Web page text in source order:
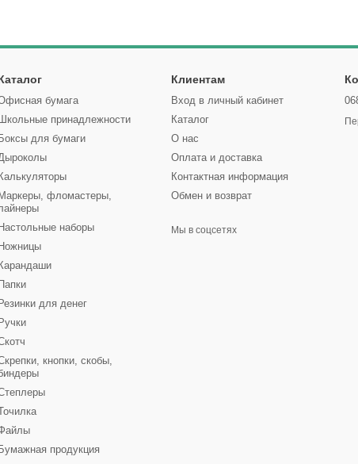
бумага
Школьные принадлежности
Боксы для бумаги
Калькуляторы
Маркеры, фломастеры,
Настольные наборы
Ножницы
Карандаши
Папки
Резинки для денег
Ручки
кнопки, скобы,
Бумажная продукция
Клиентам
Вход в личный кабинет
Каталог
О нас
Оплата и доставка
Контактная информация
Обмен и возврат
Мы в соцсетях